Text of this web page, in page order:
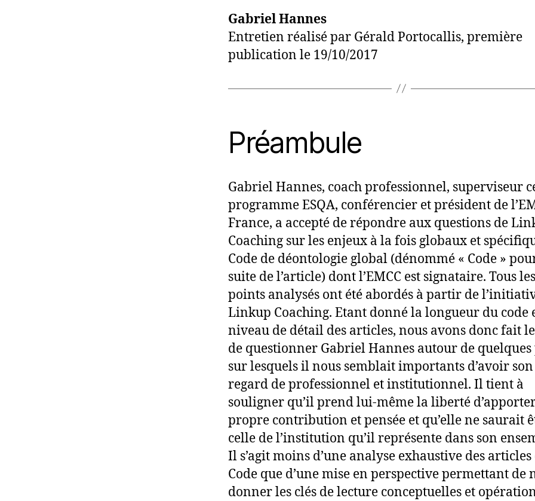
Gabriel Hannes
Entretien réalisé par Gérald Portocallis, première
publication le 19/10/2017
Préambule
Gabriel Hannes, coach professionnel, superviseur
programme ESQA, conférencier et président de
France, a accepté de répondre aux questions de
Coaching sur les enjeux à la fois globaux et
Code de déontologie global (dénommé « Code »
suite de l’article) dont l’EMCC est signataire. Tous les
points analysés ont été abordés à partir de
Linkup Coaching. Etant donné la longueur du code
niveau de détail des articles, nous avons donc fait
de questionner Gabriel Hannes autour de
sur lesquels il nous semblait importants d’avoir son
regard de professionnel et institutionnel. Il tient à
souligner qu’il prend lui-même la liberté
propre contribution et pensée et qu’elle ne saurait
celle de l’institution qu’il représente dans son
Il s’agit moins d’une analyse exhaustive des
Code que d’une mise en perspective permettant de
donner les clés de lecture conceptuelles et